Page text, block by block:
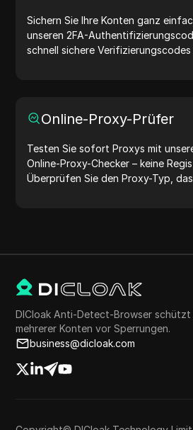
Sichern Sie Ihre Konten ganz
unseren 2FA-
schnell sichere
Online-Proxy-Prüfer
Testen Sie sofort Proxys mit
Online-Proxy-Checker – keine
Überprüfen Sie den Proxy-Typ,
DICloak Anti-Detect-Browser schützt
mehrerer Konten vor Sperrungen.
business@dicloak.com